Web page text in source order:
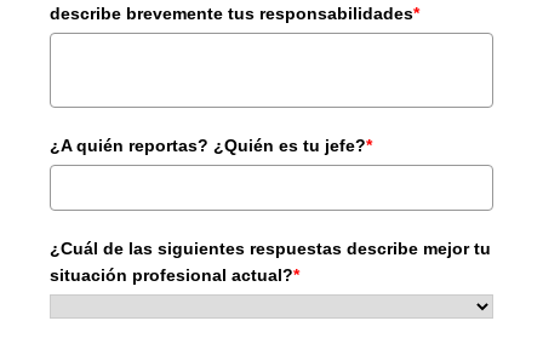
describe brevemente tus responsabilidades*
¿A quién reportas? ¿Quién es tu jefe?*
¿Cuál de las siguientes respuestas describe mejor tu
situación profesional actual?*